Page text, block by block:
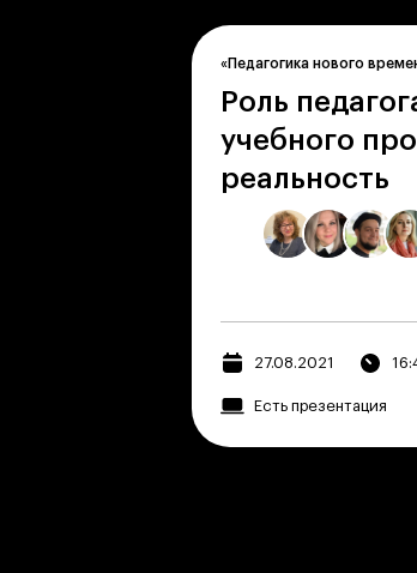
«Педагогика нового
Роль
учебного
реальность
27.08.2021
Есть презентация